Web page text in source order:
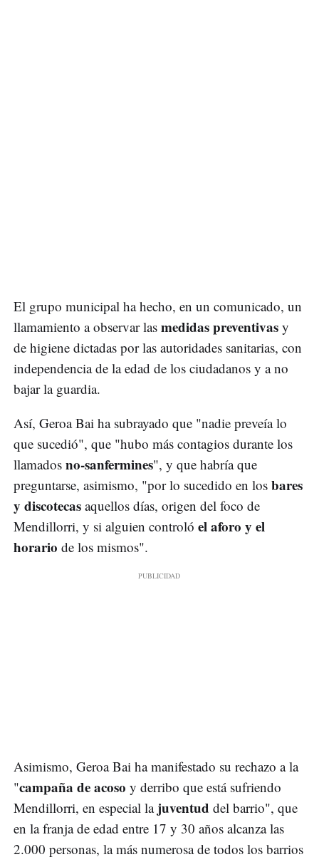
El grupo municipal ha hecho, en un comunicado, un
llamamiento a observar las medidas preventivas y
de higiene dictadas por las autoridades sanitarias, con
independencia de la edad de los ciudadanos y a no
bajar la guardia.
Así, Geroa Bai ha subrayado que "nadie preveía lo
que sucedió", que "hubo más contagios durante los
llamados no-sanfermines", y que habría que
preguntarse, asimismo, "por lo sucedido en los bares
y discotecas aquellos días, origen del foco de
Mendillorri, y si alguien controló el aforo y el
horario de los mismos".
Asimismo, Geroa Bai ha manifestado su rechazo a la
"campaña de acoso y derribo que está sufriendo
Mendillorri, en especial la juventud del barrio", que
en la franja de edad entre 17 y 30 años alcanza las
2.000 personas, la más numerosa de todos los barrios